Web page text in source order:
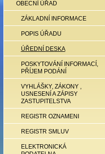
OBECNÍ ÚŘAD
ZÁKLADNÍ INFORMACE
POPIS ÚŘADU
ÚŘEDNÍ DESKA
POSKYTOVÁNÍ INFORMACÍ,
PŘÍJEM PODÁNÍ
VYHLÁŠKY, ZÁKONY ,
USNESENÍ A ZÁPISY
ZASTUPITELSTVA
REGISTR OZNAMENI
REGISTR SMLUV
ELEKTRONICKÁ